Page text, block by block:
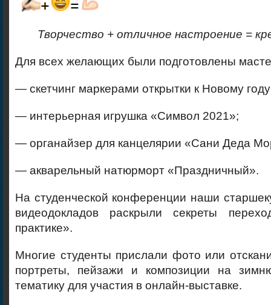
Творчество + отличное настроение =
Для всех желающих были подготовлены
— скетчинг маркерами открытки к Новому
— интерьерная игрушка «Символ 2021»;
— органайзер для канцелярии «Сани Деда
— акварельный натюрморт «Праздничный».
На студенческой конференции наши
видеодокладов раскрыли секреты
практике».
Многие студенты прислали фото или
портреты, пейзажи и композиции на
тематику для участия в онлайн-выставке.